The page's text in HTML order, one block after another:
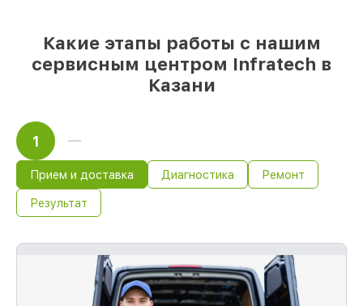
Какие этапы работы с нашим
сервисным центром Infratech в
Казани
1
Прием и доставка Диагностика Ремонт
Результат